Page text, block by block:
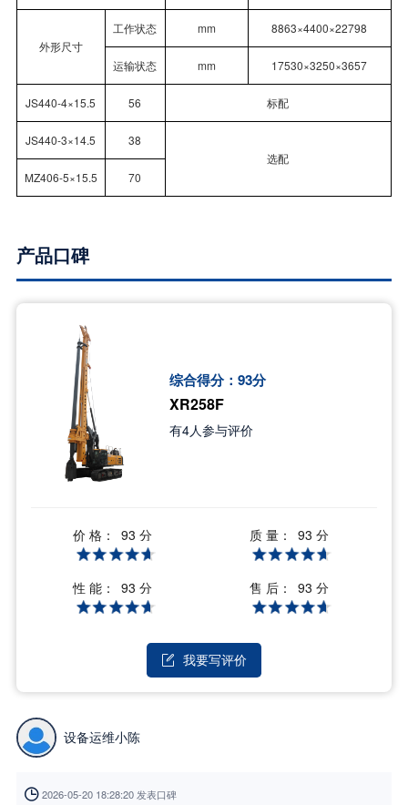
外形尺寸
工作状态 mm 8863×4400×22798
运输状态 mm 17530×3250×3657
JS440-4×15.5 56 标配
JS440-3×14.5
38
选配
MZ406-5×15.5
70
产品口碑
综合得分： 93分
XR258F
有4人参与评价
价 格： 93 分 质 量： 93 分
性 能： 93 分 售 后： 93 分
 我要写评价
设备运维小陈
 2026-05-20 18:28:20 发表口碑